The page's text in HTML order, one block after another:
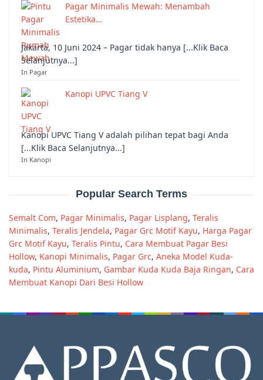
Pagar Minimalis Mewah: Menambah
Estetika…
Jakarta, 10 Juni 2024 – Pagar tidak hanya [...Klik Baca
Selanjutnya...]
In Pagar
Kanopi UPVC Tiang V
Kanopi UPVC Tiang V adalah pilihan tepat bagi Anda
[...Klik Baca Selanjutnya...]
In Kanopi
Popular Search Terms
Semalt Com, Pagar Minimalis, Pagar Lisplang, Teralis
Minimalis, Teralis Jendela, Pagar Grc Motif Kayu, Harga Pagar
Grc Motif Kayu, Teralis Pintu, Cara Membuat Pagar Besi
Hollow, Kanopi Minimalis, Pagar Grc, Aneka Model Kuda-
kuda, Pintu Aluminium, Gambar Kuda Kuda Baja Ringan, Cara
Membuat Kanopi Dari Besi Hollow